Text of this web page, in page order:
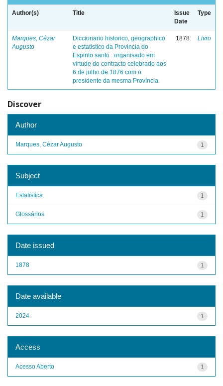
Author(s) Title
Issue
Date
Type
Marques, Cézar
Augusto
Diccionario historico, geographico
e estatistico da Provincia do
Espirito santo : organisado em
virtude do contracto celebrado aos
6 de julho de 1876 com o
presidente da mesma Província.
1878 Livro
Discover
Author
1
Marques, Cézar Augusto
Subject
1
Estatística
1
Glossários
Date issued
1
1878
Date available
1
2024
Access
1
Acesso Aberto